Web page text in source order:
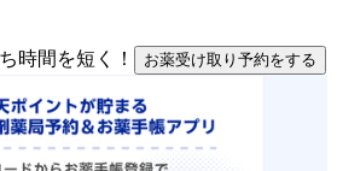
お薬受け取り予約をする